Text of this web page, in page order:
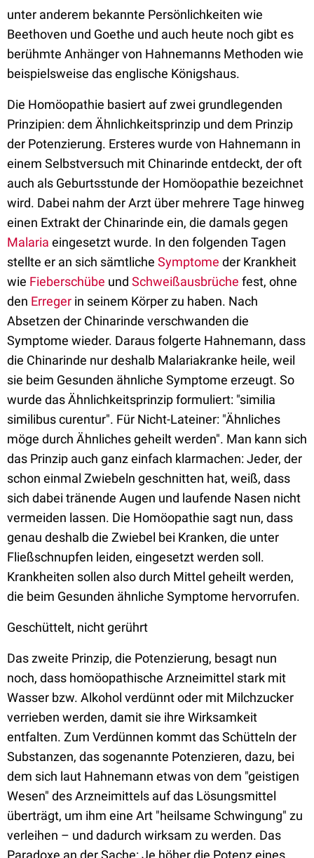
unter anderem bekannte Persönlichkeiten wie
Beethoven und Goethe und auch heute noch gibt es
berühmte Anhänger von Hahnemanns Methoden wie
beispielsweise das englische Königshaus.
Die Homöopathie basiert auf zwei grundlegenden
Prinzipien: dem Ähnlichkeitsprinzip und dem Prinzip
der Potenzierung. Ersteres wurde von Hahnemann in
einem Selbstversuch mit Chinarinde entdeckt, der oft
auch als Geburtsstunde der Homöopathie bezeichnet
wird. Dabei nahm der Arzt über mehrere Tage hinweg
einen Extrakt der Chinarinde ein, die damals gegen
Malaria eingesetzt wurde. In den folgenden Tagen
stellte er an sich sämtliche Symptome der Krankheit
wie Fieberschübe und Schweißausbrüche fest, ohne
den Erreger in seinem Körper zu haben. Nach
Absetzen der Chinarinde verschwanden die
Symptome wieder. Daraus folgerte Hahnemann, dass
die Chinarinde nur deshalb Malariakranke heile, weil
sie beim Gesunden ähnliche Symptome erzeugt. So
wurde das Ähnlichkeitsprinzip formuliert: "similia
similibus curentur". Für Nicht-Lateiner: "Ähnliches
möge durch Ähnliches geheilt werden". Man kann sich
das Prinzip auch ganz einfach klarmachen: Jeder, der
schon einmal Zwiebeln geschnitten hat, weiß, dass
sich dabei tränende Augen und laufende Nasen nicht
vermeiden lassen. Die Homöopathie sagt nun, dass
genau deshalb die Zwiebel bei Kranken, die unter
Fließschnupfen leiden, eingesetzt werden soll.
Krankheiten sollen also durch Mittel geheilt werden,
die beim Gesunden ähnliche Symptome hervorrufen.
Geschüttelt, nicht gerührt
Das zweite Prinzip, die Potenzierung, besagt nun
noch, dass homöopathische Arzneimittel stark mit
Wasser bzw. Alkohol verdünnt oder mit Milchzucker
verrieben werden, damit sie ihre Wirksamkeit
entfalten. Zum Verdünnen kommt das Schütteln der
Substanzen, das sogenannte Potenzieren, dazu, bei
dem sich laut Hahnemann etwas von dem "geistigen
Wesen" des Arzneimittels auf das Lösungsmittel
überträgt, um ihm eine Art "heilsame Schwingung" zu
verleihen – und dadurch wirksam zu werden. Das
Paradoxe an der Sache: Je höher die Potenz eines